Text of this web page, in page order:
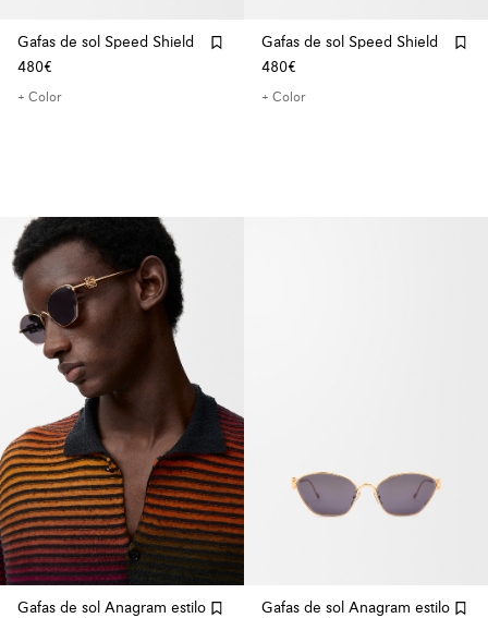
Gafas de sol Speed Shield
480€
+ Color
Gafas de sol Speed Shield
480€
+ Color
Gafas de sol Anagram estilo
Gafas de sol Anagram estilo